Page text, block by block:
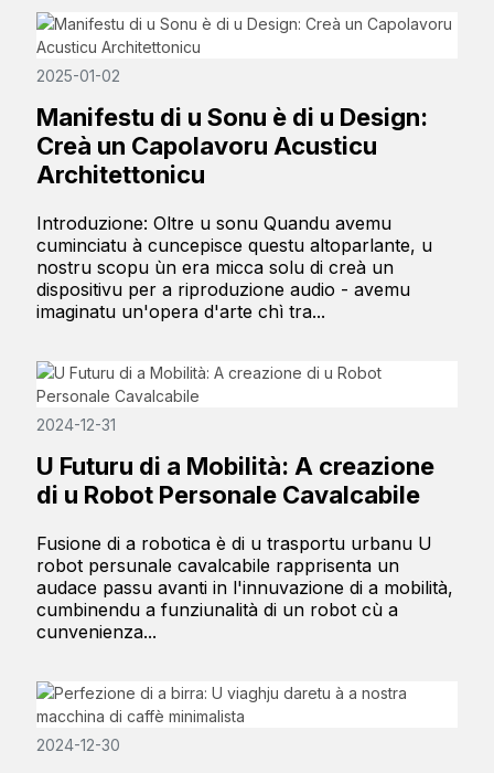
2025-01-02
Manifestu di u Sonu è di u Design:
Creà un Capolavoru Acusticu
Architettonicu
Introduzione: Oltre u sonu Quandu avemu
cuminciatu à cuncepisce questu altoparlante, u
nostru scopu ùn era micca solu di creà un
dispositivu per a riproduzione audio - avemu
imaginatu un'opera d'arte chì tra...
2024-12-31
U Futuru di a Mobilità: A creazione
di u Robot Personale Cavalcabile
Fusione di a robotica è di u trasportu urbanu U
robot persunale cavalcabile rapprisenta un
audace passu avanti in l'innuvazione di a mobilità,
cumbinendu a funziunalità di un robot cù a
cunvenienza...
2024-12-30